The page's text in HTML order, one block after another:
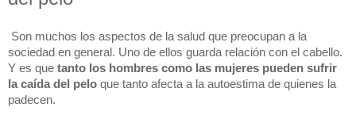
Son muchos los aspectos de la salud que preocupan a la
sociedad en general. Uno de ellos guarda relación con el cabello.
Y es que tanto los hombres como las mujeres pueden sufrir
la caída del pelo que tanto afecta a la autoestima de quienes la
padecen.